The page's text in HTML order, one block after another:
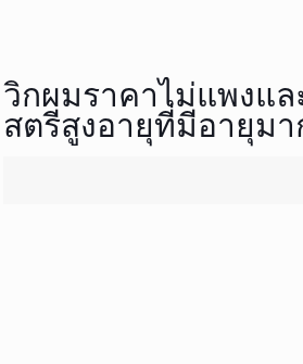
วิกผมราคาไม่แพงแ
สตรีสูงอายุที่มีอายุม